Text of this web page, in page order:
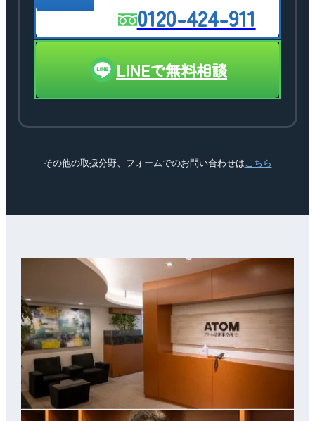
0120-424-911
LINEで無料相談
その他の取扱分野、フォームでのお問い合わせは こちら